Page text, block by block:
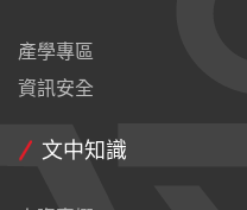
產學專區
資訊安全
文中知識